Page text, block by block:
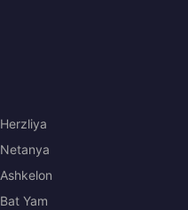
Herzliya
Netanya
Ashkelon
Bat Yam